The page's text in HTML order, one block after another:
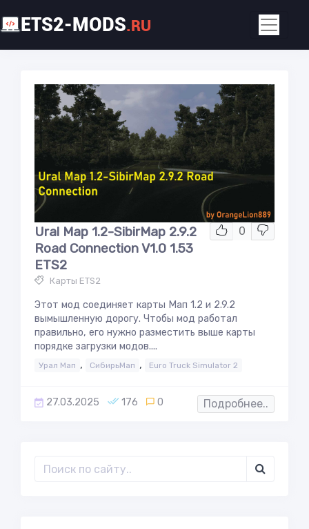
ETS2-MODS.RU
0
Ural Map 1.2-SibirMap 2.9.2
Road Connection V1.0 1.53
ETS2
Карты ETS2
Этот мод соединяет карты Мап 1.2 и 2.9.2
вымышленную дорогу. Чтобы мод работал
правильно, его нужно разместить выше карты
порядке загрузки модов....
Урал Мап , СибирьМап , Euro Truck Simulator 2
27.03.2025 176 0 Подробнее..